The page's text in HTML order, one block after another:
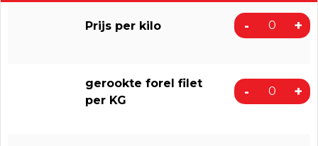
Prijs per kilo - +
gerookte forel filet
per KG
- +